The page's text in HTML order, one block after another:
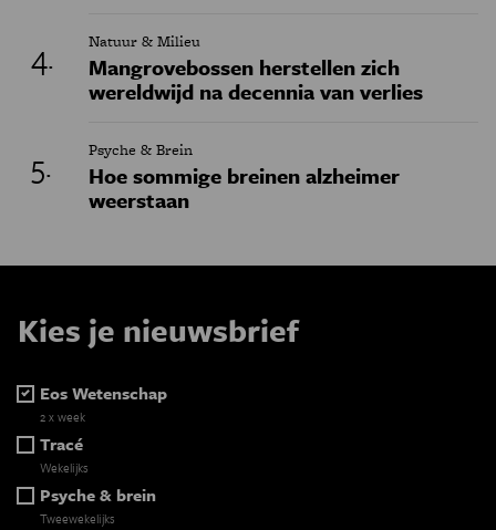
Natuur & Milieu
Mangrovebossen herstellen zich
wereldwijd na decennia van verlies
Psyche & Brein
Hoe sommige breinen alzheimer
weerstaan
Kies je nieuwsbrief
Eos Wetenschap
2 x week
Tracé
Wekelijks
Psyche & brein
Tweewekelijks